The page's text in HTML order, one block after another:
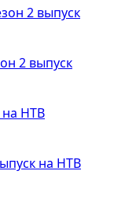
2 выпуск
2 выпуск
на НТВ
на НТВ